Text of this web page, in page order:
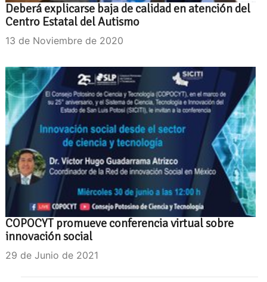
Deberá explicarse baja de calidad en atención del
Centro Estatal del Autismo
13 de Noviembre de 2020
COPOCYT promueve conferencia virtual sobre
innovación social
29 de Junio de 2021